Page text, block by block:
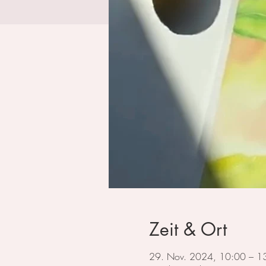
Zeit & Ort
29. Nov. 2024, 10:00 –